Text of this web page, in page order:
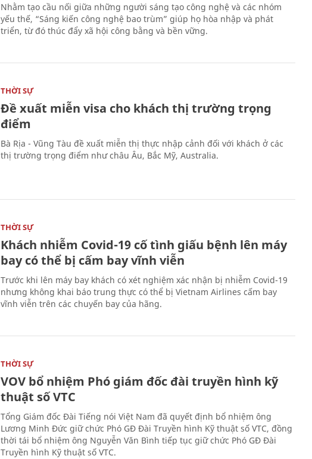
Nhằm tạo cầu nối giữa những người sáng tạo công nghệ và các nhóm
yếu thế, “Sáng kiến công nghệ bao trùm” giúp họ hòa nhập và phát
triển, từ đó thúc đẩy xã hội công bằng và bền vững.
THỜI SỰ
Đề xuất miễn visa cho khách thị trường trọng
điểm
Bà Rịa - Vũng Tàu đề xuất miễn thị thực nhập cảnh đối với khách ở các
thị trường trọng điểm như châu Âu, Bắc Mỹ, Australia.
THỜI SỰ
Khách nhiễm Covid-19 cố tình giấu bệnh lên máy
bay có thể bị cấm bay vĩnh viễn
Trước khi lên máy bay khách có xét nghiệm xác nhận bị nhiễm Covid-19
nhưng không khai báo trung thực có thể bị Vietnam Airlines cấm bay
vĩnh viễn trên các chuyến bay của hãng.
THỜI SỰ
VOV bổ nhiệm Phó giám đốc đài truyền hình kỹ
thuật số VTC
Tổng Giám đốc Đài Tiếng nói Việt Nam đã quyết định bổ nhiệm ông
Lương Minh Đức giữ chức Phó GĐ Đài Truyền hình Kỹ thuật số VTC, đồng
thời tái bổ nhiệm ông Nguyễn Văn Bình tiếp tục giữ chức Phó GĐ Đài
Truyền hình Kỹ thuật số VTC.